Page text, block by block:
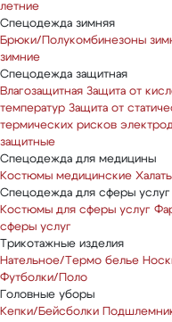
летние
Спецодежда зимняя
Брюки/Полукомбинезоны
зимние
Спецодежда защитная
Влагозащитная Защита от
температур Защита от
термических рисков
защитные
Спецодежда для медицины
Костюмы медицинские
Спецодежда для сферы услуг
Костюмы для сферы услуг
сферы услуг
Трикотажные изделия
Нательное/Термо белье
Футболки/Поло
Головные уборы
Кепки/Бейсболки